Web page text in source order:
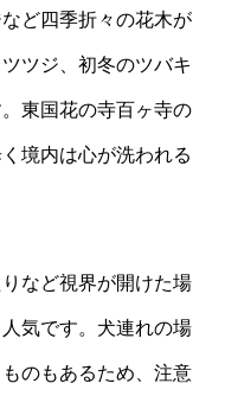
ど四季折々の花木が
ツジ、初冬のツバキ
東国花の寺百ヶ寺の
境内は心が洗われる
など視界が開けた場
気です。犬連れの場
のもあるため、注意